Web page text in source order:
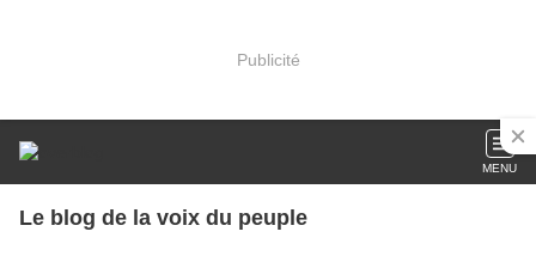
Publicité
MENU
Le blog de la voix du peuple